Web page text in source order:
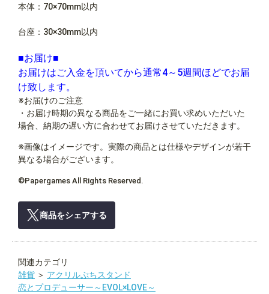
本体：70×70mm以内
台座：30×30mm以内
■お届け■
お届けはご入金を頂いてから通常4～5週間ほどでお届
け致します。
※お届けのご注意
・お届け時期の異なる商品をご一緒にお買い求めいただいた
場合、納期の遅い方に合わせてお届けさせていただきます。
※画像はイメージです。実際の商品とは仕様やデザインが若干
異なる場合がございます。
©Papergames All Rights Reserved.
商品をシェアする
関連カテゴリ
雑貨 ＞ アクリルぷちスタンド
恋とプロデューサー～EVOL×LOVE～